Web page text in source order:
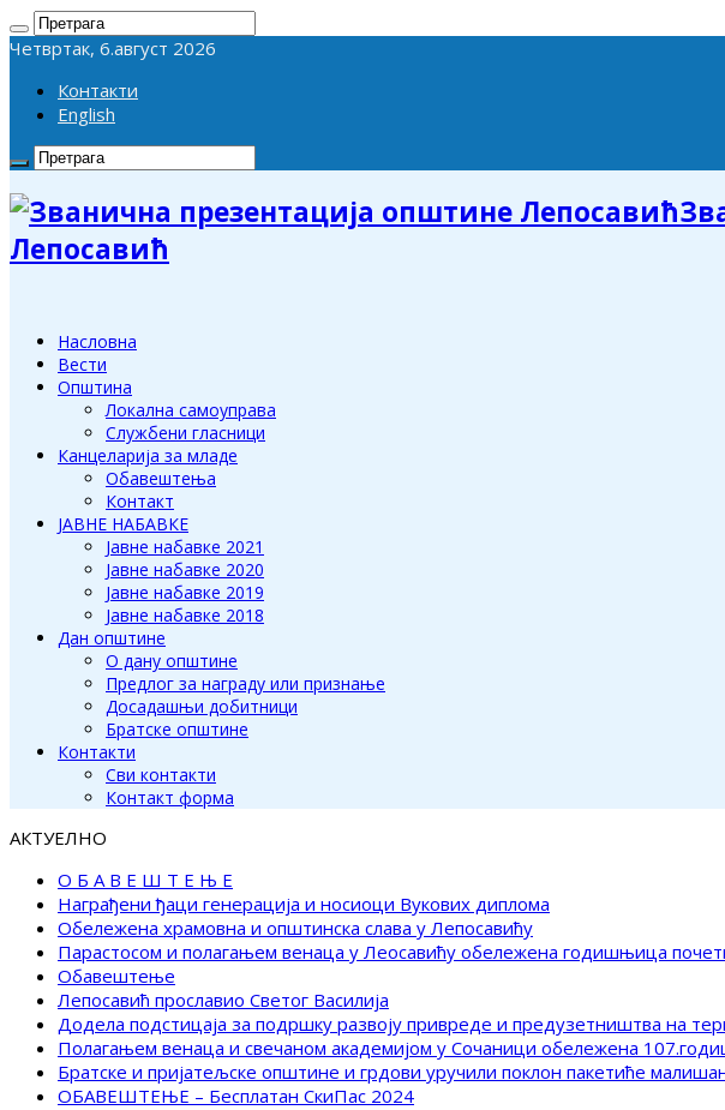
Четвртак, 6.август 2026
Контакти
English
Лепосавић
Насловна
Вести
Општина
Локална самоуправа
Службени гласници
Канцеларија за младе
Обавештења
Контакт
ЈАВНЕ НАБАВКЕ
Јавне набавке 2021
Јавне набавке 2020
Јавне набавке 2019
Јавне набавке 2018
Дан општине
О дану општине
Предлог за награду или признање
Досадашњи добитници
Братске општине
Контакти
Сви контакти
Контакт форма
АКТУЕЛНО
О Б А В Е Ш Т Е Њ Е
Награђени ђаци генерација и носиоци Вукових диплома
Обележена храмовна и општинска слава у Лепосавићу
Парастосом и полагањем венаца у Леосавићу обележена годишњица
Обавештење
Лепосавић прославио Светог Василија
Додела подстицаја за подршку развоју привреде и предузетништва на
Полагањем венаца и свечаном академијом у Сочаници обележена
Братске и пријатељске општине и грдови уручили поклон пакетиће
ОБАВЕШТЕЊЕ – Бесплатан СкиПас 2024